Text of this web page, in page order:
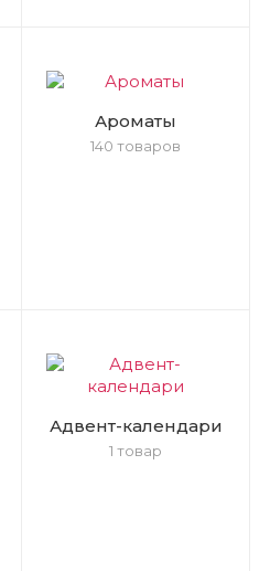
Ароматы
140 товаров
Адвент-календари
1 товар